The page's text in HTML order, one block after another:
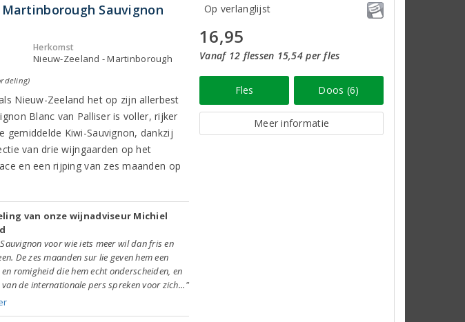
Sauvignon
Herkomst
Nieuw-Zeeland - Martinborough
Nieuw-Zeeland het op zijn allerbest
Blanc van Palliser is voller, rijker
gemiddelde Kiwi-Sauvignon, dankzij
van drie wijngaarden op het
en een rijping van zes maanden op
van onze wijnadviseur Michiel
voor wie iets meer wil dan fris en
De zes maanden sur lie geven hem een
romigheid die hem echt onderscheiden, en
van de internationale pers spreken voor zich..."
Op verlanglijst
16,95
Vanaf 12 flessen 15,54 per fles
Fles Doos (6)
Meer informatie